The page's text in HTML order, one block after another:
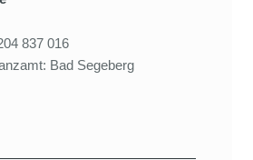
837 016
Bad Segeberg